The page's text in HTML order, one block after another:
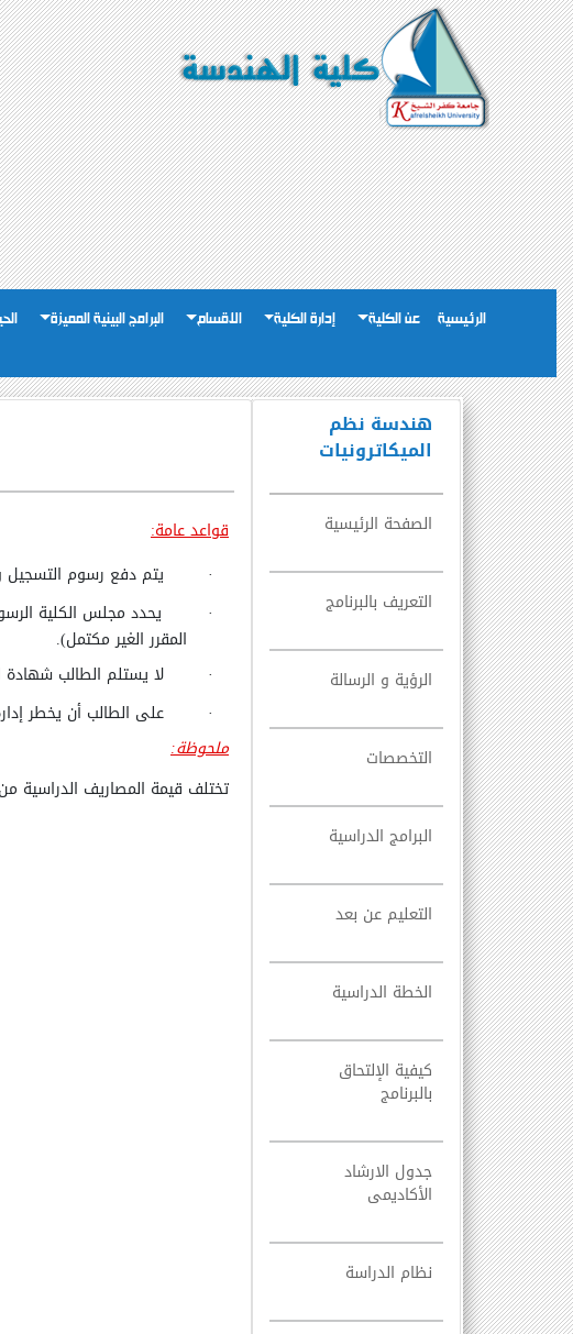
الرئيسية عن الكلية إدارة الكلية الاقسام البرامج البينية المميزة
هندسة نظم
الميكاترونيات
الصفحة الرئيسية
التعريف بالبرنامج
الرؤية و الرسالة
التخصصات
البرامج الدراسية
التعليم عن بعد
الخطة الدراسية
كيفية الإلتحاق
بالبرنامج
جدول الارشاد
الأكاديمى
نظام الدراسة
قواعد عامة:
·
يتم دفع رسوم التسجيل
·
يحدد مجلس الكلية
المقرر الغير مكتمل).
·
لا يستلم الطالب شهادة
·
على الطالب أن يخطر
ملحوظة:
تختلف قيمة المصاريف الدراسية